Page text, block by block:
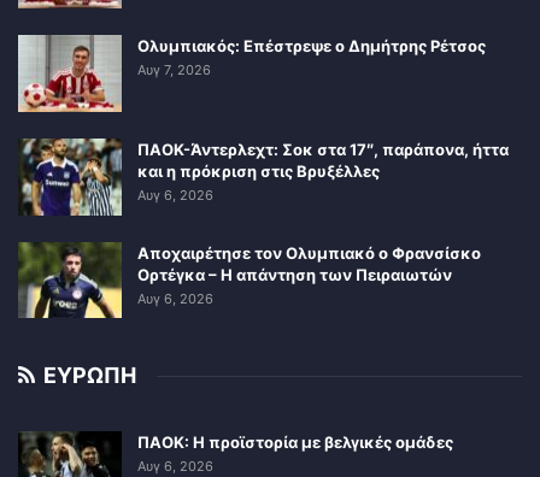
Ολυμπιακός: Επέστρεψε ο Δημήτρης Ρέτσος
Αυγ 7, 2026
ΠΑΟΚ-Άντερλεχτ: Σοκ στα 17″, παράπονα, ήττα
και η πρόκριση στις Βρυξέλλες
Αυγ 6, 2026
Αποχαιρέτησε τον Ολυμπιακό ο Φρανσίσκο
Ορτέγκα – Η απάντηση των Πειραιωτών
Αυγ 6, 2026
ΕΥΡΩΠΗ
ΠΑΟΚ: Η προϊστορία με βελγικές ομάδες
Αυγ 6, 2026